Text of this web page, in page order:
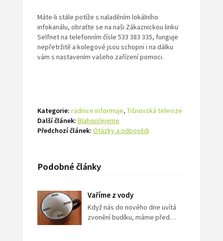
Máte-li stále potíže s naladěním lokálního
infokanálu, obraťte se na naši Zákaznickou linku
Selfnet na telefonním čísle 533 383 335, funguje
nepřetržitě a kolegové jsou schopni i na dálku
vám s nastavením vašeho zařízení pomoci.
Kategorie: radnice informuje, Tišnovská televize
Další článek: Blahopřejeme
Předchozí článek: Otázky a odpovědi
Podobné články
Vaříme z vody
Když nás do nového dne uvítá
zvonění budíku, máme před…